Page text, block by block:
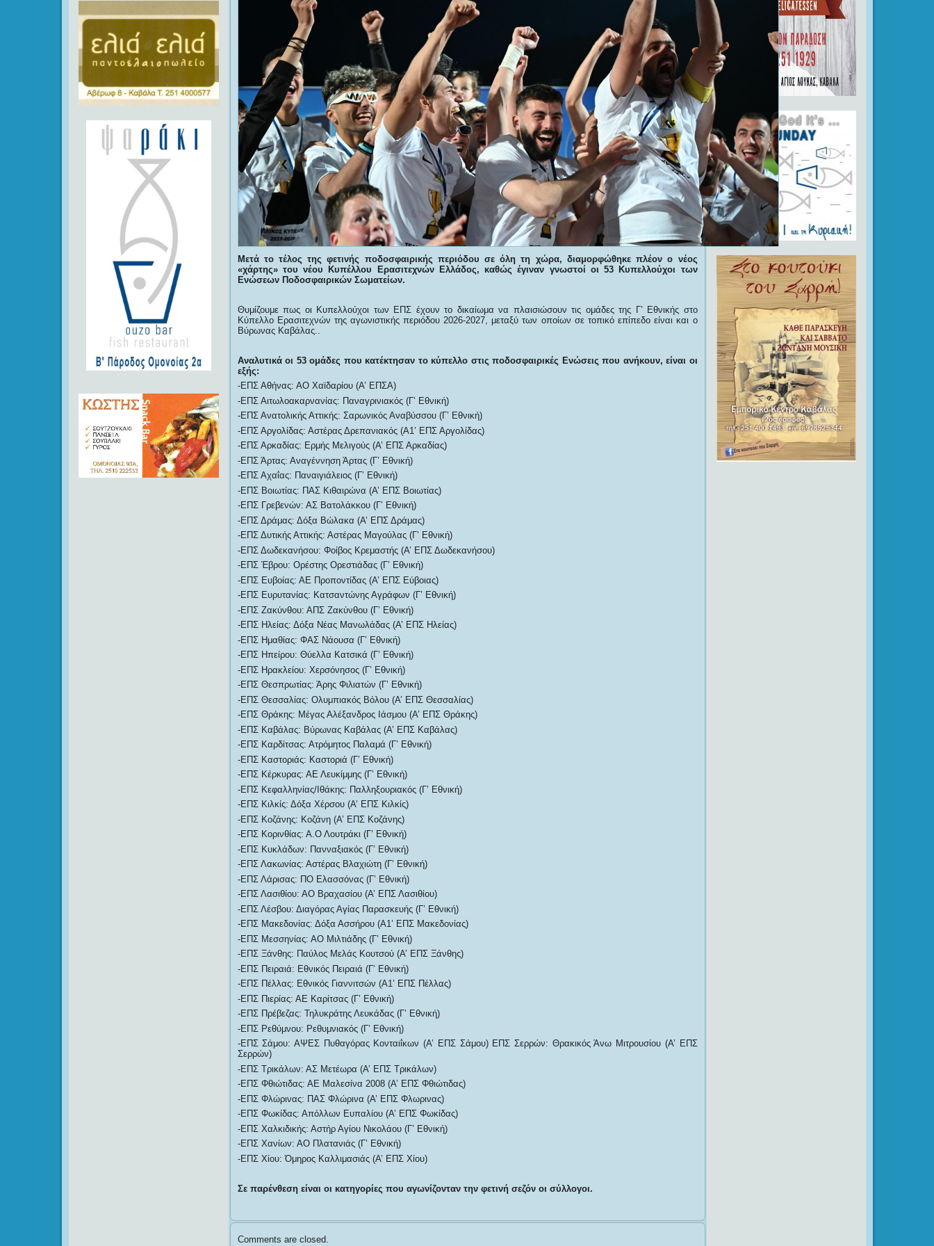
Μετά το τέλος της φετινής ποδοσφαιρικής περιόδου σε όλη τη χώρα, διαμορφώθηκε πλέον ο νέος
«χάρτης» του νέου Κυπέλλου Ερασιτεχνών Ελλάδος, καθώς έγιναν γνωστοί οι 53 Κυπελλούχοι των
Ενώσεων Ποδοσφαιρικών Σωματείων.
Θυμίζουμε πως οι Κυπελλούχοι των ΕΠΣ έχουν το δικαίωμα να πλαισιώσουν τις ομάδες της Γ’ Εθνικής στο
Κύπελλο Ερασιτεχνών της αγωνιστικής περιόδου 2026-2027, μεταξύ των οποίων σε τοπικό επίπεδο είναι και ο
Βύρωνας Καβάλας..
Αναλυτικά οι 53 ομάδες που κατέκτησαν το κύπελλο στις ποδοσφαιρικές Ενώσεις που ανήκουν, είναι οι
εξής:
-ΕΠΣ Αθήνας: ΑΟ Χαϊδαρίου (Α’ ΕΠΣΑ)
-ΕΠΣ Αιτωλοακαρνανίας: Παναγρινιακός (Γ’ Εθνική)
-ΕΠΣ Ανατολικής Αττικής: Σαρωνικός Αναβύσσου (Γ’ Εθνική)
-ΕΠΣ Αργολίδας: Αστέρας Δρεπανιακός (Α1’ ΕΠΣ Αργολίδας)
-ΕΠΣ Αρκαδίας: Ερμής Μελιγούς (Α’ ΕΠΣ Αρκαδίας)
-ΕΠΣ Άρτας: Αναγέννηση Άρτας (Γ’ Εθνική)
-ΕΠΣ Αχαΐας: Παναιγιάλειος (Γ’ Εθνική)
-ΕΠΣ Βοιωτίας: ΠΑΣ Κιθαιρώνα (Α’ ΕΠΣ Βοιωτίας)
-ΕΠΣ Γρεβενών: ΑΣ Βατολάκκου (Γ’ Εθνική)
-ΕΠΣ Δράμας: Δόξα Βώλακα (Α’ ΕΠΣ Δράμας)
-ΕΠΣ Δυτικής Αττικής: Αστέρας Μαγούλας (Γ’ Εθνική)
-ΕΠΣ Δωδεκανήσου: Φοίβος Κρεμαστής (Α’ ΕΠΣ Δωδεκανήσου)
-ΕΠΣ Έβρου: Ορέστης Ορεστιάδας (Γ’ Εθνική)
-ΕΠΣ Ευβοίας: ΑΕ Προποντίδας (Α’ ΕΠΣ Εύβοιας)
-ΕΠΣ Ευρυτανίας: Κατσαντώνης Αγράφων (Γ’ Εθνική)
-ΕΠΣ Ζακύνθου: ΑΠΣ Ζακύνθου (Γ’ Εθνική)
-ΕΠΣ Ηλείας: Δόξα Νέας Μανωλάδας (Α’ ΕΠΣ Ηλείας)
-ΕΠΣ Ημαθίας: ΦΑΣ Νάουσα (Γ’ Εθνική)
-ΕΠΣ Ηπείρου: Θύελλα Κατσικά (Γ’ Εθνική)
-ΕΠΣ Ηρακλείου: Χερσόνησος (Γ’ Εθνική)
-ΕΠΣ Θεσπρωτίας: Άρης Φιλιατών (Γ’ Εθνική)
-ΕΠΣ Θεσσαλίας: Ολυμπιακός Βόλου (Α’ ΕΠΣ Θεσσαλίας)
-ΕΠΣ Θράκης: Μέγας Αλέξανδρος Ιάσμου (Α’ ΕΠΣ Θράκης)
-ΕΠΣ Καβάλας: Βύρωνας Καβάλας (Α’ ΕΠΣ Καβάλας)
-ΕΠΣ Καρδίτσας: Ατρόμητος Παλαμά (Γ’ Εθνική)
-ΕΠΣ Καστοριάς: Καστοριά (Γ’ Εθνική)
-ΕΠΣ Κέρκυρας: ΑΕ Λευκίμμης (Γ’ Εθνική)
-ΕΠΣ Κεφαλληνίας/Ιθάκης: Παλληξουριακός (Γ’ Εθνική)
-ΕΠΣ Κιλκίς: Δόξα Χέρσου (Α’ ΕΠΣ Κιλκίς)
-ΕΠΣ Κοζάνης: Κοζάνη (Α’ ΕΠΣ Κοζάνης)
-ΕΠΣ Κορινθίας: Α.Ο Λουτράκι (Γ’ Εθνική)
-ΕΠΣ Κυκλάδων: Πανναξιακός (Γ’ Εθνική)
-ΕΠΣ Λακωνίας: Αστέρας Βλαχιώτη (Γ’ Εθνική)
-ΕΠΣ Λάρισας: ΠΟ Ελασσόνας (Γ’ Εθνική)
-ΕΠΣ Λασιθίου: ΑΟ Βραχασίου (Α’ ΕΠΣ Λασιθίου)
-ΕΠΣ Λέσβου: Διαγόρας Αγίας Παρασκευής (Γ’ Εθνική)
-ΕΠΣ Μακεδονίας: Δόξα Ασσήρου (Α1’ ΕΠΣ Μακεδονίας)
-ΕΠΣ Μεσσηνίας: ΑΟ Μιλτιάδης (Γ’ Εθνική)
-ΕΠΣ Ξάνθης: Παύλος Μελάς Κουτσού (Α’ ΕΠΣ Ξάνθης)
-ΕΠΣ Πειραιά: Εθνικός Πειραιά (Γ’ Εθνική)
-ΕΠΣ Πέλλας: Εθνικός Γιαννιτσών (Α1’ ΕΠΣ Πέλλας)
-ΕΠΣ Πιερίας: ΑΕ Καρίτσας (Γ’ Εθνική)
-ΕΠΣ Πρέβεζας: Τηλυκράτης Λευκάδας (Γ’ Εθνική)
-ΕΠΣ Ρεθύμνου: Ρεθυμνιακός (Γ’ Εθνική)
-ΕΠΣ Σάμου: ΑΨΕΣ Πυθαγόρας Κονταιΐκων (Α’ ΕΠΣ Σάμου) ΕΠΣ Σερρών: Θρακικός Άνω Μιτρουσίου (Α’ ΕΠΣ
Σερρών)
-ΕΠΣ Τρικάλων: ΑΣ Μετέωρα (Α’ ΕΠΣ Τρικάλων)
-ΕΠΣ Φθιώτιδας: ΑΕ Μαλεσίνα 2008 (Α’ ΕΠΣ Φθιώτιδας)
-ΕΠΣ Φλώρινας: ΠΑΣ Φλώρινα (Α’ ΕΠΣ Φλωρινας)
-ΕΠΣ Φωκίδας: Απόλλων Ευπαλίου (Α’ ΕΠΣ Φωκίδας)
-ΕΠΣ Χαλκιδικής: Αστήρ Αγίου Νικολάου (Γ’ Εθνική)
-ΕΠΣ Χανίων: ΑΟ Πλατανιάς (Γ’ Εθνική)
-ΕΠΣ Χίου: Όμηρος Καλλιμασιάς (Α’ ΕΠΣ Χίου)
Σε παρένθεση είναι οι κατηγορίες που αγωνίζονταν την φετινή σεζόν οι σύλλογοι.
Comments are closed.